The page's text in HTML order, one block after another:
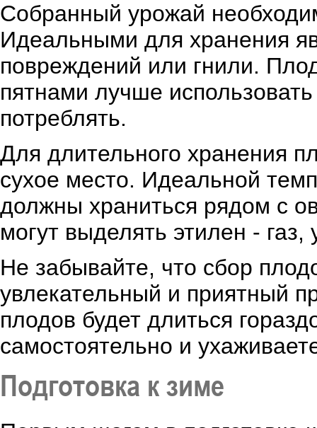
Собранный урожай
Идеальными для хранения
повреждений или гнили.
пятнами лучше
потреблять.
Для длительного хранения
сухое место. Идеальной
должны храниться рядом с
могут выделять этилен -
Не забывайте, что сбор
увлекательный и приятный
плодов будет длиться
самостоятельно и
Подготовка к зиме